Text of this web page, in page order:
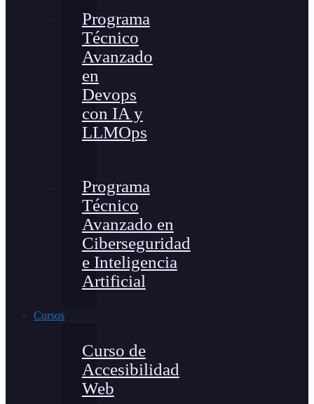
Programa
Técnico
Avanzado
en
Devops
con IA y
LLMOps
Programa
Técnico
Avanzado en
Ciberseguridad
e Inteligencia
Artificial
Cursos
Curso de
Accesibilidad
Web